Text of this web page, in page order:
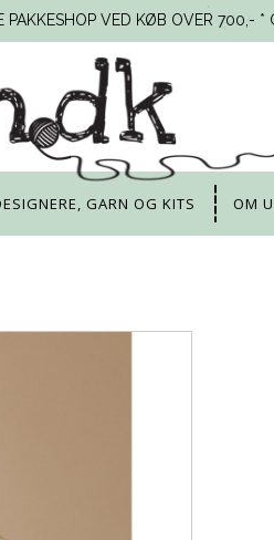
PAKKESHOP VED KØB OVER 700,-
GARN OG KITS OM